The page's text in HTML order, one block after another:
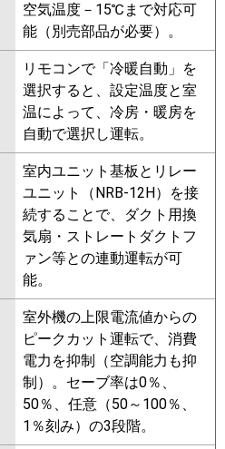
空気温度－15℃まで対応可
能（別売部品が必要）。
リモコンで「冷暖自動」を
選択すると、設定温度と室
温によって、冷房・暖房を
自動で選択し運転。
室内ユニット基板とリレー
ユニット（NRB-12H）を接
続することで、ダクト用換
気扇・ストレートダクトフ
ァン等との連動運転が可
能。
室外機の上限電流値からの
ピークカット運転で、消費
電力を抑制（空調能力も抑
制）。セーブ率は0％、
50％、任意（50～100％、
1％刻み）の3段階。